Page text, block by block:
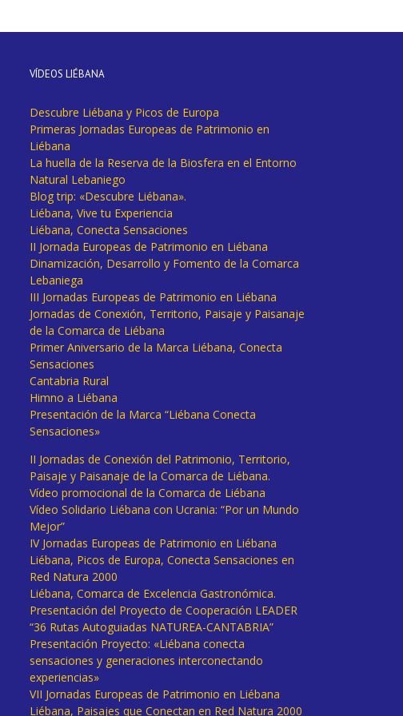
VÍDEOS LIÉBANA
Descubre Liébana y Picos de Europa
Primeras Jornadas Europeas de Patrimonio en
Liébana
La huella de la Reserva de la Biosfera en el Entorno
Natural Lebaniego
Blog trip: «Descubre Liébana».
Liébana, Vive tu Experiencia
Liébana, Conecta Sensaciones
II Jornada Europeas de Patrimonio en Liébana
Dinamización, Desarrollo y Fomento de la Comarca
Lebaniega
III Jornadas Europeas de Patrimonio en Liébana
Jornadas de Conexión, Territorio, Paisaje y Paisanaje
de la Comarca de Liébana
Primer Aniversario de la Marca Liébana, Conecta
Sensaciones
Cantabria Rural
Himno a Liébana
Presentación de la Marca “Liébana Conecta
Sensaciones»
II Jornadas de Conexión del Patrimonio, Territorio,
Paisaje y Paisanaje de la Comarca de Liébana.
Vídeo promocional de la Comarca de Liébana
Vídeo Solidario Liébana con Ucrania: “Por un Mundo
Mejor”
IV Jornadas Europeas de Patrimonio en Liébana
Liébana, Picos de Europa, Conecta Sensaciones en
Red Natura 2000
Liébana, Comarca de Excelencia Gastronómica.
Presentación del Proyecto de Cooperación LEADER
“36 Rutas Autoguiadas NATUREA-CANTABRIA”
Presentación Proyecto: «Liébana conecta
sensaciones y generaciones interconectando
experiencias»
VII Jornadas Europeas de Patrimonio en Liébana
Liébana, Paisajes que Conectan en Red Natura 2000